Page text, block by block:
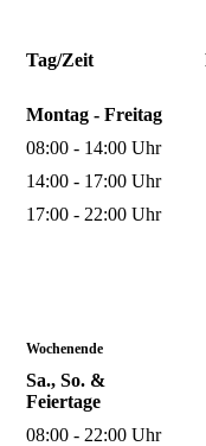
Tag/Zeit
Montag - Freitag
08:00 - 14:00 Uhr
14:00 - 17:00 Uhr
17:00 - 22:00 Uhr
Wochenende
Sa., So. &
Feiertage
08:00 - 22:00 Uhr